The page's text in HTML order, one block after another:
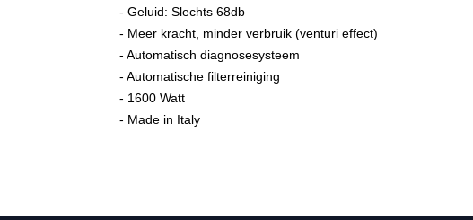
- Geluid: Slechts 68db
- Meer kracht, minder verbruik (venturi effect)
- Automatisch diagnosesysteem
- Automatische filterreiniging
- 1600 Watt
- Made in Italy